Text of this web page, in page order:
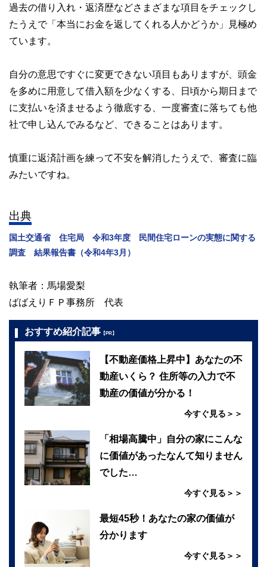
過去の借り入れ・返済歴などさまざまな項目をチェックし
たうえで「本当にお金を返してくれる人かどうか」見極め
ています。
自分の意思ですぐに変更できない項目もありますが、頭金
を多めに用意して借入額を少なくする、日頃から期日まで
に支払いを済ませるよう徹底する、一度審査に落ちても他
社で申し込んでみるなど、できることはあります。
慎重に返済計画を練って不安を解消したうえで、審査に臨
みたいですね。
出典
国土交通省 住宅局 令和3年度 民間住宅ローンの実態に関する
調査 結果報告書（令和4年3月）
執筆者：馬場愛梨
ばばえりＦＰ事務所 代表
おすすめ紹介記事 【PR】
【不動産価格上昇中】あなたの不
動産いくら？ 住所等の入力で不
動産の価値が分かる！
今すぐ見る＞＞
「相場高騰中」自分の家にこんな
に価値があったなんて知りません
でした…
今すぐ見る＞＞
最短45秒！あなたの家の価値が
分かります
今すぐ見る＞＞